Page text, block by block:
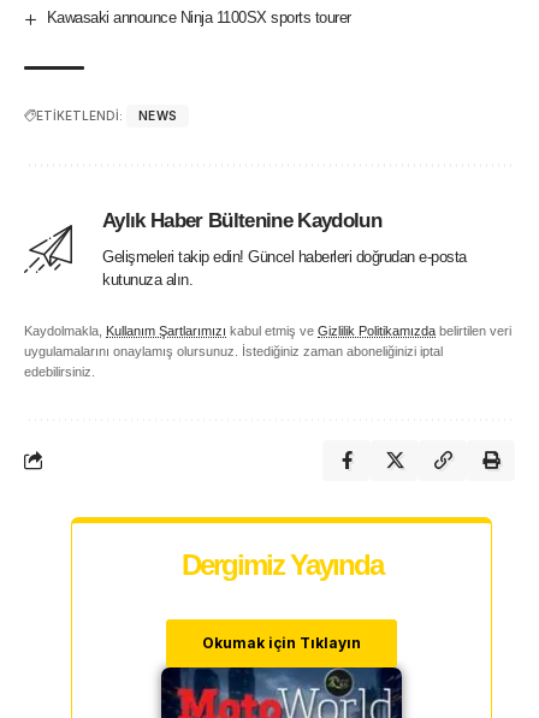
Kawasaki announce Ninja 1100SX sports tourer
ETİKETLENDİ: NEWS
Aylık Haber Bültenine Kaydolun
Gelişmeleri takip edin! Güncel haberleri doğrudan e-posta
kutunuza alın.
Kaydolmakla, Kullanım Şartlarımızı kabul etmiş ve Gizlilik Politikamızda belirtilen veri
uygulamalarını onaylamış olursunuz. İstediğiniz zaman aboneliğinizi iptal
edebilirsiniz.
Dergimiz Yayında
Okumak için Tıklayın